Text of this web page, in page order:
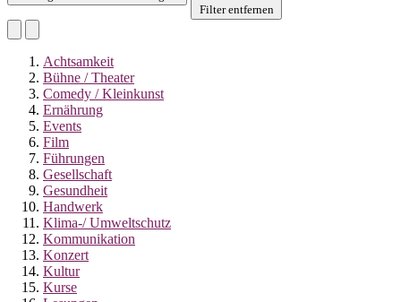
Filter entfernen
Achtsamkeit
Bühne / Theater
Comedy / Kleinkunst
Ernährung
Events
Film
Führungen
Gesellschaft
Gesundheit
Handwerk
Klima-/ Umweltschutz
Kommunikation
Konzert
Kultur
Kurse